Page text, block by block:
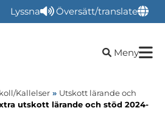
Lyssna Översätt/translate
Öppna
Meny
Kallelser » Utskott lärande och
utskott lärande och stöd 2024-